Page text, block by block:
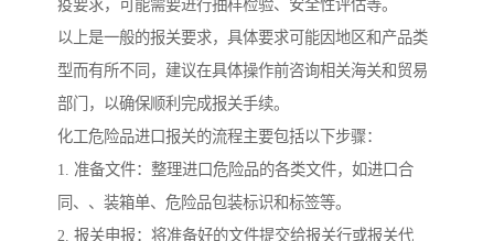
疫要求，可能需要进行抽样检验、安全性评估等。
以上是一般的报关要求，具体要求可能因地区和产品类
型而有所不同，建议在具体操作前咨询相关海关和贸易
部门，以确保顺利完成报关手续。
化工危险品进口报关的流程主要包括以下步骤：
1. 准备文件：整理进口危险品的各类文件，如进口合
同、、装箱单、危险品包装标识和标签等。
2. 报关申报：将准备好的文件提交给报关行或报关代